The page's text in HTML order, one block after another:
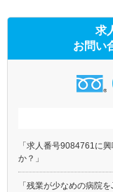
求
お問い
「求人番号9084761に
か？」
「残業が少なめの病院